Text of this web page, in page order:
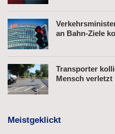
an Bahn-Ziele
Transporter
Mensch verletzt
Meistgeklickt